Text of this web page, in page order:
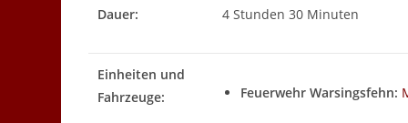
Dauer: 4 Stunden 30 Minuten
Einheiten und
Fahrzeuge:
Feuerwehr Warsingsfehn: